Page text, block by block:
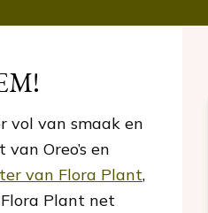
vol van smaak en
Oreo’s en
van Flora Plant,
Plant net